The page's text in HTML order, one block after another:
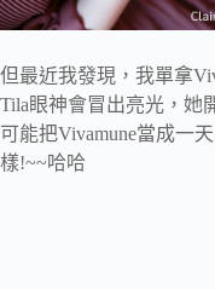
但最近我發現，我單拿
Tila眼神會冒出亮光，她
可能把Vivamune當成一
樣!~~哈哈